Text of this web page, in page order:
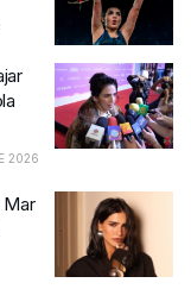
2026
Mar